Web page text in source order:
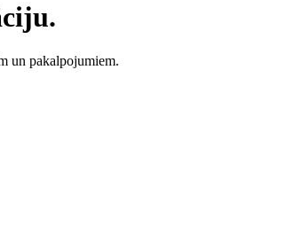
un pakalpojumiem.